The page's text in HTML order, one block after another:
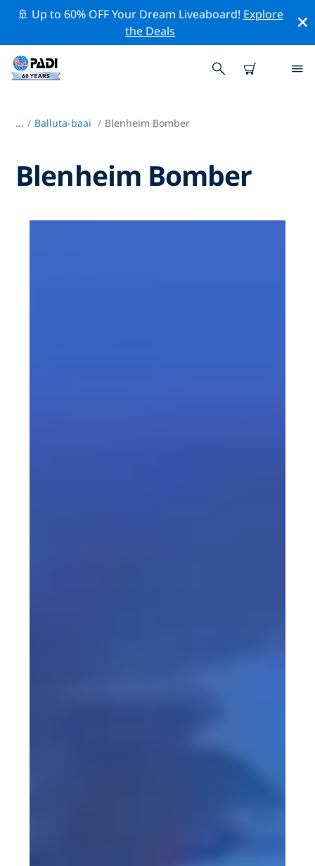
🚢 Up to 60% OFF Your Dream Liveaboard! Explore
the Deals
... / Balluta-baai Blenheim Bomber
Blenheim Bomber